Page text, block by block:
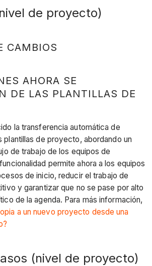
de proyecto)
CAMBIOS
AHORA SE
DE LAS PLANTILLAS DE
la transferencia automática de
plantillas de proyecto, abordando un
de trabajo de los equipos de
permite ahora a los equipos
de inicio, reducir el trabajo de
y garantizar que no se pase por alto
de la agenda. Para más información,
a un nuevo proyecto desde una
(nivel de proyecto)